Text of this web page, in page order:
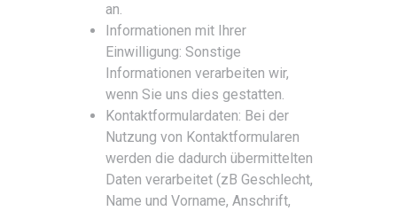
an.
Informationen mit Ihrer
Einwilligung: Sonstige
Informationen verarbeiten wir,
wenn Sie uns dies gestatten.
Kontaktformulardaten: Bei der
Nutzung von Kontaktformularen
werden die dadurch übermittelten
Daten verarbeitet (zB Geschlecht,
Name und Vorname, Anschrift,